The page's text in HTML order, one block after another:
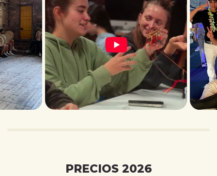
PRECIOS 2026